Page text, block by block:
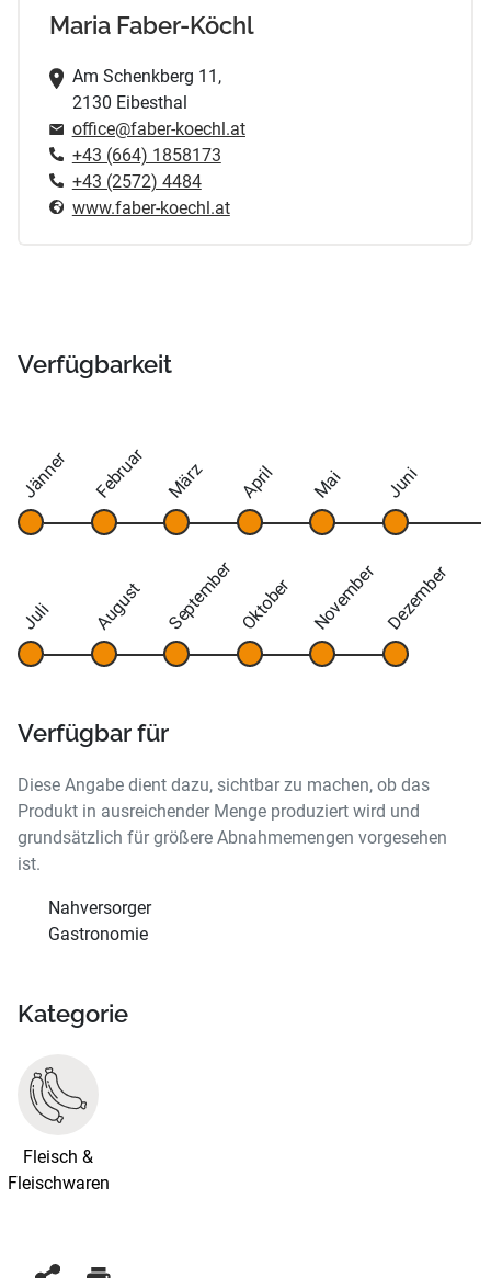
Maria Faber-Köchl
Am Schenkberg 11,
2130 Eibesthal
office@faber-koechl.at
+43 (664) 1858173
+43 (2572) 4484
www.faber-koechl.at
Verfügbarkeit
Jänner Februar März April Mai Juni
Juli August September Oktober November Dezember
Verfügbar für
Diese Angabe dient dazu, sichtbar zu machen, ob das
Produkt in ausreichender Menge produziert wird und
grundsätzlich für größere Abnahmemengen vorgesehen
ist.
Nahversorger
Gastronomie
Kategorie
Fleisch &
Fleischwaren